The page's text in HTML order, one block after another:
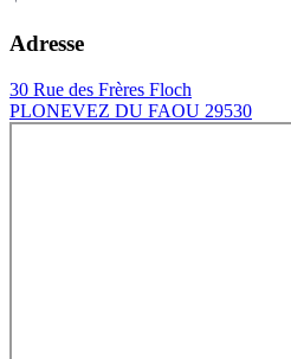
Adresse
30 Rue des Frères Floch
PLONEVEZ DU FAOU 29530